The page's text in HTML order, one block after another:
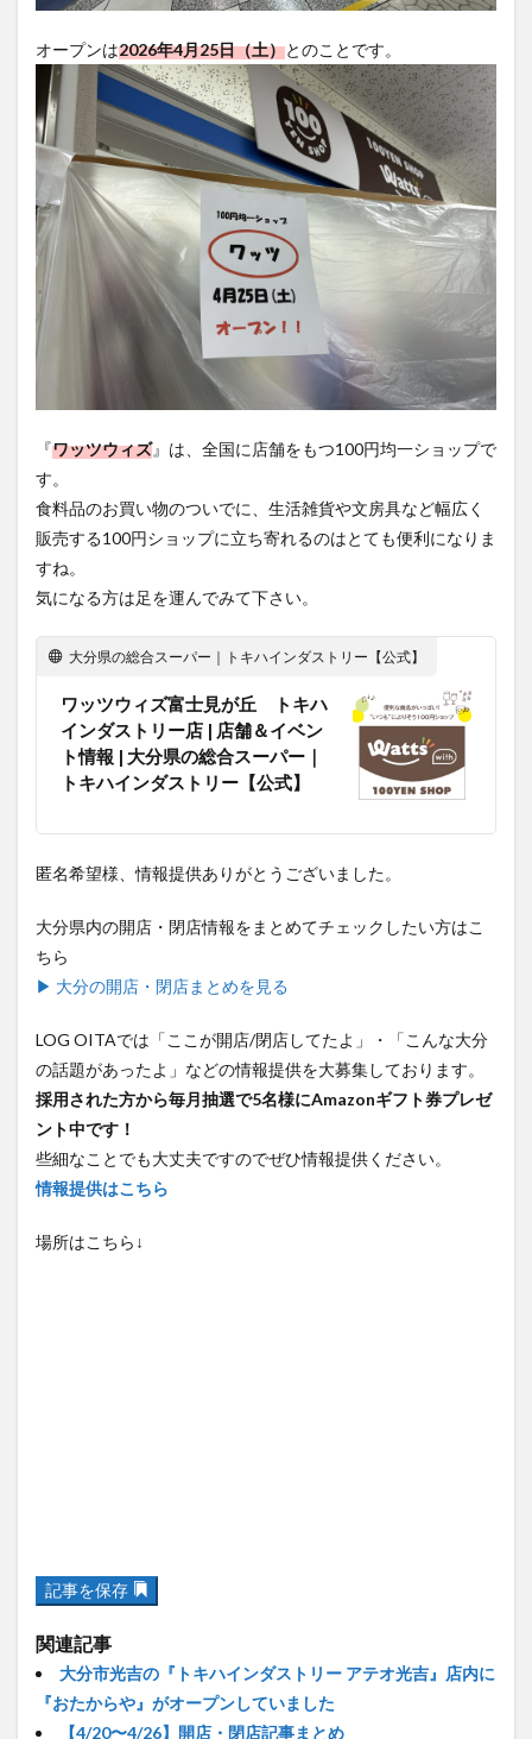
オープンは2026年4月25日（土）とのことです。
『ワッツウィズ』は、全国に店舗をもつ100円均一ショップで
す。
食料品のお買い物のついでに、生活雑貨や文房具など幅広く
販売する100円ショップに立ち寄れるのはとても便利になりま
すね。
気になる方は足を運んでみて下さい。
大分県の総合スーパー｜トキハインダストリー【公式】
ワッツウィズ富士見が丘 トキハ
インダストリー店 | 店舗＆イベン
ト情報 | 大分県の総合スーパー｜
トキハインダストリー【公式】
匿名希望様、情報提供ありがとうございました。
大分県内の開店・閉店情報をまとめてチェックしたい方はこ
ちら
▶ 大分の開店・閉店まとめを見る
LOG OITAでは「ここが開店/閉店してたよ」・「こんな大分
の話題があったよ」などの情報提供を大募集しております。
採用された方から毎月抽選で5名様にAmazonギフト券プレゼ
ント中です！
些細なことでも大丈夫ですのでぜひ情報提供ください。
情報提供はこちら
場所はこちら↓
記事を保存
関連記事
大分市光吉の『トキハインダストリー アテオ光吉』店内に
『おたからや』がオープンしていました
【4/20〜4/26】開店・閉店記事まとめ
芋
花 花火 茶碗蒸し 蕎麦
衆議院選挙
複合公共施設 観光
観光スポット
豊後大野 豊後大野市
豊後高田市
買い物
車 農業文化公園
道の駅
鉄道ジオラマ
閉院 開店
開店閉店
開店閉店まとめ
開院 韓国
韓国料理
飛行機 飲み物 高崎山
検索